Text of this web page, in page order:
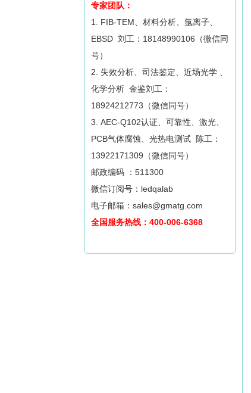
专家团队：
1. FIB-TEM、材料分析、氩离子、
EBSD 刘工：18148990106（微信同
号）
2. 失效分析、司法鉴定、近场光学 、
化学分析 金鉴刘工：
18924212773（微信同号）
3. AEC-Q102认证、可靠性、激光、
PCB气体腐蚀、光热电测试 陈工：
13922171309（微信同号）
邮政编码 ：511300
微信订阅号：ledqalab
电子邮箱：sales@gmatg.com
全国服务热线：400-006-6368